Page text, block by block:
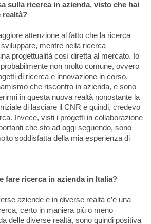
sulla ricerca in azienda, visto che hai
realtà?
attenzione al fatto che la ricerca
mentre nella ricerca
progettualità così diretta al mercato. Io
non molto comune, ovvero
di ricerca e innovazione in corso.
che riscontro in azienda, e sono
in questa nuova realtà nonostante la
di lasciare il CNR e quindi, credevo
Invece, visti i progetti in collaborazione
che sto ad oggi seguendo, sono
soddisfatta della mia esperienza di
fare ricerca in azienda in Italia?
aziende e in diverse realtà c’è una
certo in maniera più o meno
delle diverse realtà, sono quindi positiva